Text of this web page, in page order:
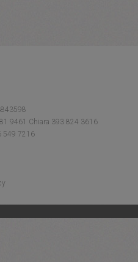
9461 Chiara 393 824 3616
549 7216